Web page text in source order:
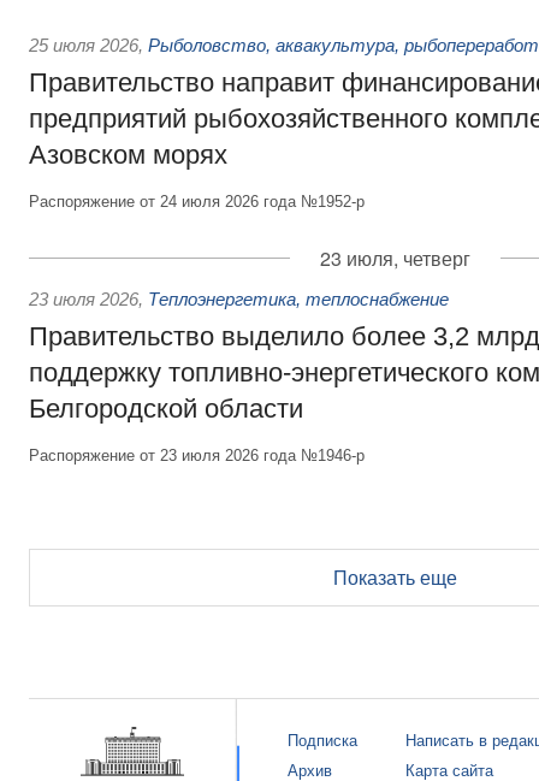
25 июля 2026, Рыболовство, аквакультура,
Правительство направит
предприятий рыбохозяйственного
Азовском морях
Распоряжение от 24 июля 2026 года №1952-р
23 июля, четверг
23 июля 2026, Теплоэнергетика, теплоснабжение
Правительство выделило более 3,2
поддержку топливно-энергетического
Белгородской области
Распоряжение от 23 июля 2026 года №1946-р
Показать еще
Подписка
Архив
Написать в
Карта сайта